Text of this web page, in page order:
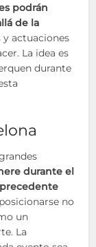
podrán
de la
y actuaciones
La idea es
durante
durante el
no
un
La